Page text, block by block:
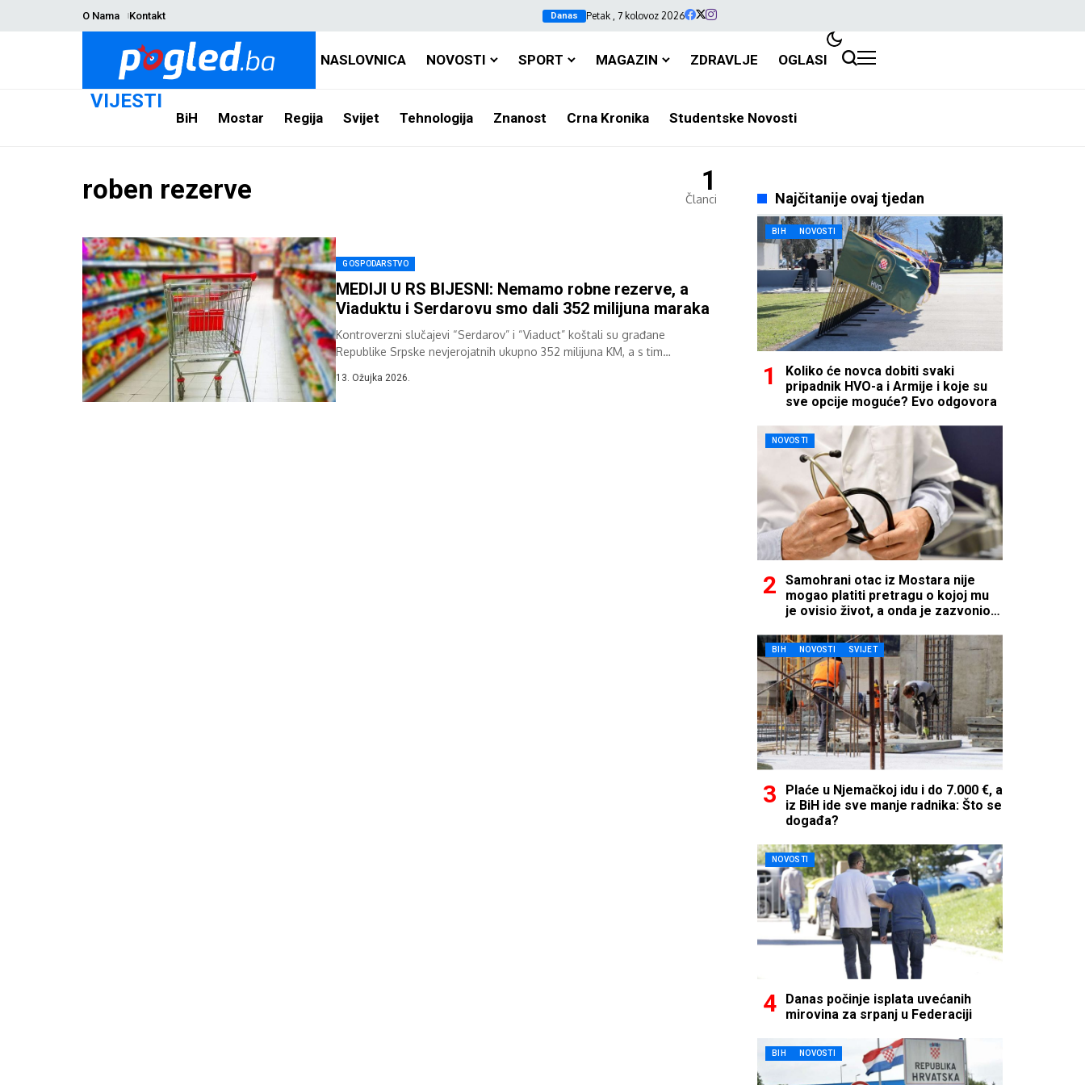
O Nama Kontakt Danas Petak , 7 kolovoz 2026
NASLOVNICA NOVOSTI SPORT MAGAZIN ZDRAVLJE OGLASI
VIJESTI
BiH Mostar Regija Svijet Tehnologija Znanost Crna Kronika Studentske Novosti
roben rezerve 1
Članci
GOSPODARSTVO
MEDIJI U RS BIJESNI: Nemamo robne rezerve, a
Viaduktu i Serdarovu smo dali 352 milijuna maraka
Kontroverzni slučajevi “Serdarov” i “Viaduct” koštali su građane
Republike Srpske nevjerojatnih ukupno 352 milijuna KM, a s tim
13. Ožujka 2026.
Najčitanije ovaj tjedan
BIH NOVOSTI
Koliko će novca dobiti svaki
pripadnik HVO-a i Armije i koje su
sve opcije moguće? Evo odgovora
NOVOSTI
Samohrani otac iz Mostara nije
mogao platiti pretragu o kojoj mu
je ovisio život, a onda je zazvonio
BIH NOVOSTI SVIJET
Plaće u Njemačkoj idu i do 7.000 €, a
iz BiH ide sve manje radnika: Što se
događa?
NOVOSTI
Danas počinje isplata uvećanih
mirovina za srpanj u Federaciji
BIH NOVOSTI